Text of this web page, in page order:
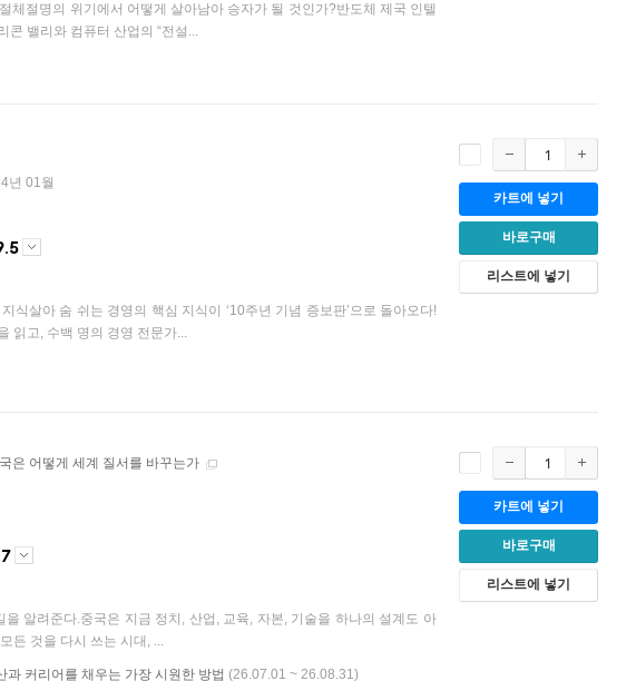
체절명의 위기에서 어떻게 살아남아 승자가 될 것인가?반도체 제국 인텔
콘 밸리와 컴퓨터 산업의 “전설...
년 01월
식살아 숨 쉬는 경영의 핵심 지식이 ‘10주년 기념 증보판’으로 돌아오다!
읽고, 수백 명의 경영 전문가...
카트에 넣기
바로구매
리스트에 넣기
은 어떻게 세계 질서를 바꾸는가
알려준다.중국은 지금 정치, 산업, 교육, 자본, 기술을 하나의 설계도 아
든 것을 다시 쓰는 시대, ...
과 커리어를 채우는 가장 시원한 방법 (26.07.01 ~ 26.08.31)
카트에 넣기
바로구매
리스트에 넣기